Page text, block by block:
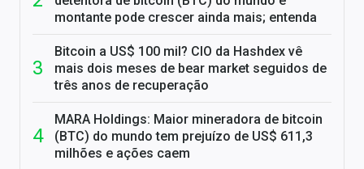
montante pode crescer ainda mais; entenda
Bitcoin a US$ 100 mil? CIO da Hashdex vê
mais dois meses de bear market seguidos de
três anos de recuperação
MARA Holdings: Maior mineradora de bitcoin
(BTC) do mundo tem prejuízo de US$ 611,3
milhões e ações caem